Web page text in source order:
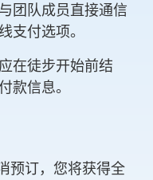
团队成员直接通信
支付选项。
在徒步开始前结
款信息。
预订，您将获得全